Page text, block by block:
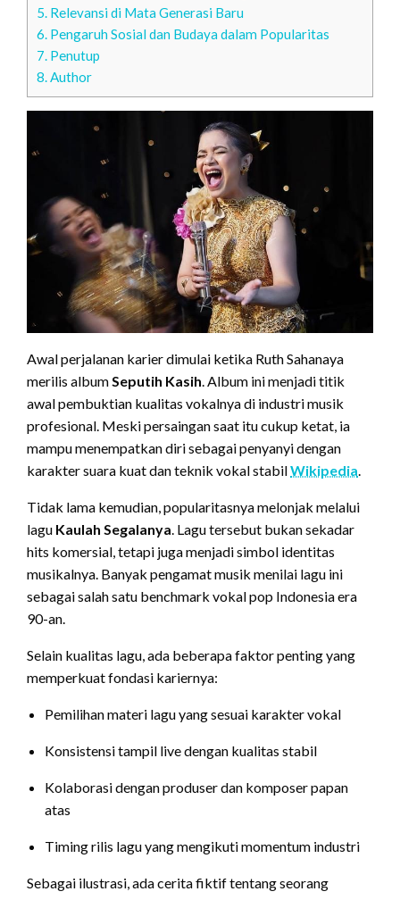
5. Relevansi di Mata Generasi Baru
6. Pengaruh Sosial dan Budaya dalam Popularitas
7. Penutup
8.Author
Awal perjalanan karier dimulai ketika Ruth Sahanaya
merilis albumSeputih Kasih. Album ini menjadi titik
awal pembuktian kualitas vokalnya di industri musik
profesional. Meski persaingan saat itu cukup ketat, ia
mampu menempatkan diri sebagai penyanyi dengan
karakter suara kuat dan teknik vokal stabilWikipedia.
Tidak lama kemudian, popularitasnya melonjak melalui
lagu Kaulah Segalanya. Lagu tersebut bukan sekadar
hits komersial, tetapi juga menjadi simbol identitas
musikalnya. Banyak pengamat musik menilai lagu ini
sebagai salah satu benchmark vokal pop Indonesia era
90-an.
Selain kualitas lagu, ada beberapa faktor penting yang
memperkuat fondasi kariernya:
Pemilihan materi lagu yang sesuai karakter vokal
Konsistensi tampil live dengan kualitas stabil
Kolaborasi dengan produser dan komposer papan
atas
Timing rilis lagu yang mengikuti momentum industri
Sebagai ilustrasi, ada cerita fiktif tentang seorang